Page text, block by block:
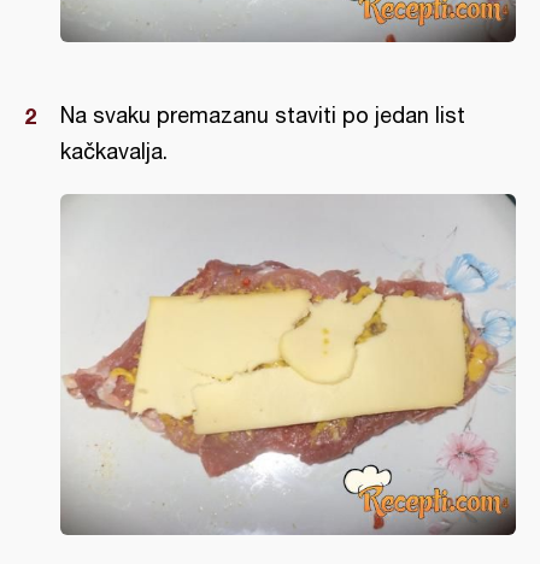
Na svaku premazanu staviti po jedan list
kačkavalja.